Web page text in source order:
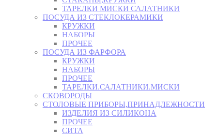
ТАРЕЛКИ МИСКИ САЛАТНИКИ
ПОСУДА ИЗ СТЕКЛОКЕРАМИКИ
КРУЖКИ
НАБОРЫ
ПРОЧЕЕ
ПОСУДА ИЗ ФАРФОРА
КРУЖКИ
НАБОРЫ
ПРОЧЕЕ
ТАРЕЛКИ.САЛАТНИКИ.МИСКИ
СКОВОРОДЫ
СТОЛОВЫЕ ПРИБОРЫ,ПРИНАДЛЕЖНОСТИ
ИЗДЕЛИЯ ИЗ СИЛИКОНА
ПРОЧЕЕ
СИТА